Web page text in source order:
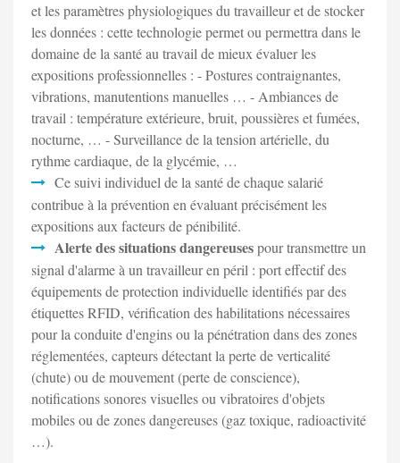
et les paramètres physiologiques du travailleur et de stocker
les données : cette technologie permet ou permettra dans le
domaine de la santé au travail de mieux évaluer les
expositions professionnelles : - Postures contraignantes,
vibrations, manutentions manuelles … - Ambiances de
travail : température extérieure, bruit, poussières et fumées,
nocturne, … - Surveillance de la tension artérielle, du
rythme cardiaque, de la glycémie, …
Ce suivi individuel de la santé de chaque salarié
contribue à la prévention en évaluant précisément les
expositions aux facteurs de pénibilité.
Alerte des situations dangereusespour transmettre un
signal d'alarme à un travailleur en péril : port effectif des
équipements de protection individuelle identifiés par des
étiquettes RFID, vérification des habilitations nécessaires
pour la conduite d'engins ou la pénétration dans des zones
réglementées, capteurs détectant la perte de verticalité
(chute) ou de mouvement (perte de conscience),
notifications sonores visuelles ou vibratoires d'objets
mobiles ou de zones dangereuses (gaz toxique, radioactivité
…).